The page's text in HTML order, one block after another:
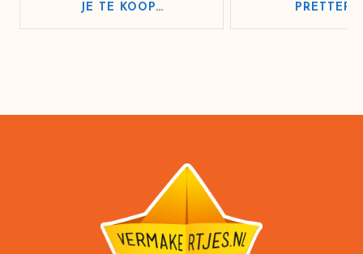
JE TE KOOP…